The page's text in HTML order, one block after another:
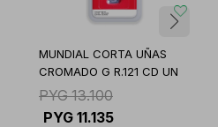
MUNDIAL CORTA UÑAS
CROMADO G R.121 CD UN
PYG 13.100
PYG 11.135